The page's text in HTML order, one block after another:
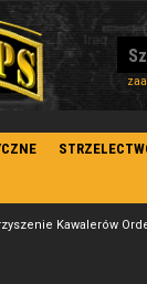
Kawalerów